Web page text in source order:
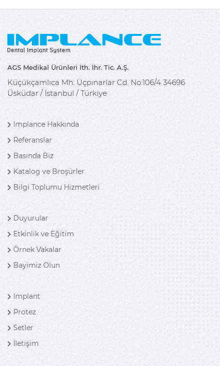
AGS Medikal Ürünleri İth. İhr. Tic. A.Ş.
Küçükçamlıca Mh. Üçpınarlar Cd. No:106/4 34696
Üsküdar / İstanbul / Türkiye
Implance Hakkında
Referanslar
Basında Biz
Katalog ve Broşürler
Bilgi Toplumu Hizmetleri
Duyurular
Etkinlik ve Eğitim
Örnek Vakalar
Bayimiz Olun
Implant
Protez
Setler
İletişim